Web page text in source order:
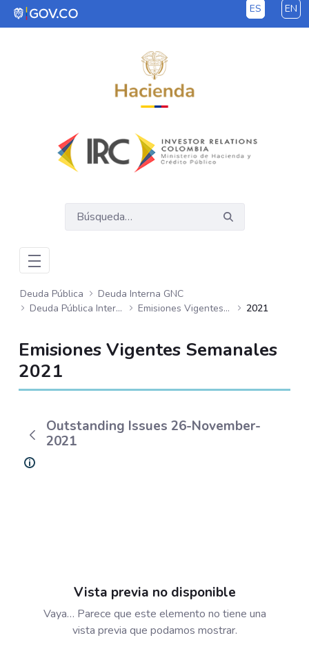
Saltar al contenido principal ES EN
Deuda Pública
Deuda Interna GNC
Deuda Pública Interna GNC
Emisiones Vigentes Semanales 2021
Emisiones Vigentes Semanales
2021
Outstanding Issues 26-November-
2021
Vista previa no disponible
Vaya… Parece que este elemento no tiene una
vista previa que podamos mostrar.